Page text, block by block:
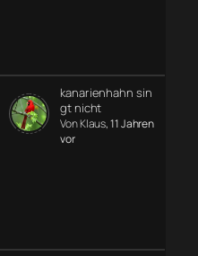
kanarienhahn sin
gt nicht
Von Klaus, 11 Jahren
vor